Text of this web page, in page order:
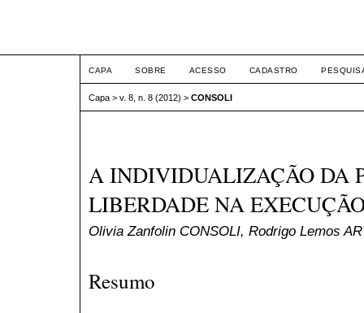
CAPA SOBRE ACESSO CADASTRO
Capa > v. 8, n. 8 (2012) > CONSOLI
A INDIVIDUALIZAÇÃO DA
LIBERDADE NA
Olivia Zanfolin CONSOLI, Rodrigo Lemos
Resumo